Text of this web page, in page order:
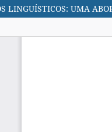
LINGUÍSTICOS: UMA